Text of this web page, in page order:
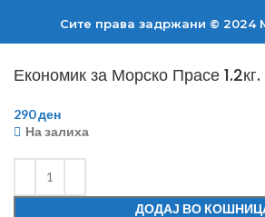
Сите права задржани © 2024
Економик за Морско Прасе
290ден
На залиха
ДОДАЈ ВО